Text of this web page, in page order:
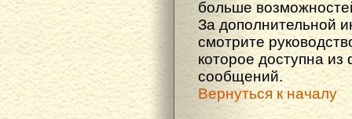
больше
За дополнительной
смотрите
которое доступна
сообщений.
Вернуться к началу